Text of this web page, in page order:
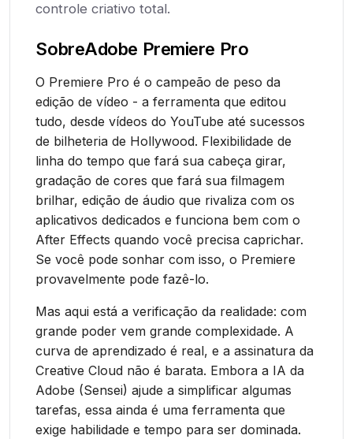
controle criativo total.
SobreAdobe Premiere Pro
O Premiere Pro é o campeão de peso da
edição de vídeo - a ferramenta que editou
tudo, desde vídeos do YouTube até sucessos
de bilheteria de Hollywood. Flexibilidade de
linha do tempo que fará sua cabeça girar,
gradação de cores que fará sua filmagem
brilhar, edição de áudio que rivaliza com os
aplicativos dedicados e funciona bem com o
After Effects quando você precisa caprichar.
Se você pode sonhar com isso, o Premiere
provavelmente pode fazê-lo.
Mas aqui está a verificação da realidade: com
grande poder vem grande complexidade. A
curva de aprendizado é real, e a assinatura da
Creative Cloud não é barata. Embora a IA da
Adobe (Sensei) ajude a simplificar algumas
tarefas, essa ainda é uma ferramenta que
exige habilidade e tempo para ser dominada.